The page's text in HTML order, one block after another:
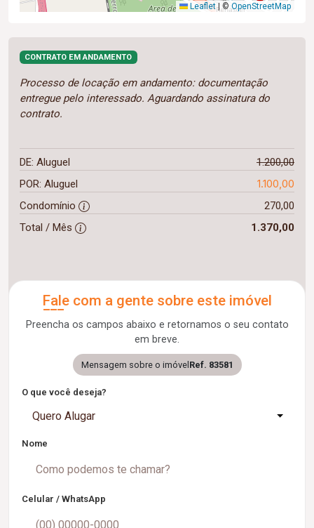
Leaflet | © OpenStreetMap
CONTRATO EM ANDAMENTO
Processo de locação em andamento: documentação
entregue pelo interessado. Aguardando assinatura do
contrato.
DE: Aluguel
1.200,00
POR: Aluguel
1.100,00
Condomínio
270,00
Total / Mês
1.370,00
Fale com a gente sobre este imóvel
Preencha os campos abaixo e retornamos o seu contato
em breve.
Mensagem sobre o imóvelRef. 83581
O que você deseja?
Quero Alugar
Nome
Celular / WhatsApp